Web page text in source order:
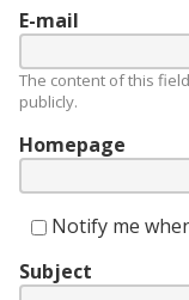
E-mail
The content of this
publicly.
Homepage
Notify me
Subject